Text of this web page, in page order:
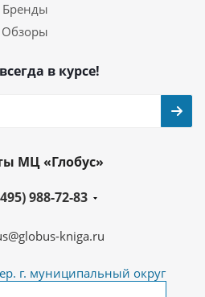
Бренды
Обзоры
в курсе!
МЦ «Глобус»
988-72-83
kniga.ru
г. муниципальный округ